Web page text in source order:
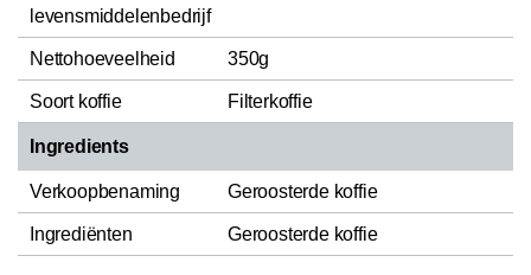
levensmiddelenbedrijf
Nettohoeveelheid 350g
Soort koffie Filterkoffie
Ingredients
Verkoopbenaming Geroosterde koffie
Ingrediënten Geroosterde koffie